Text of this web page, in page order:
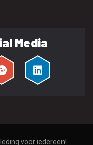
Media
voor iedereen!